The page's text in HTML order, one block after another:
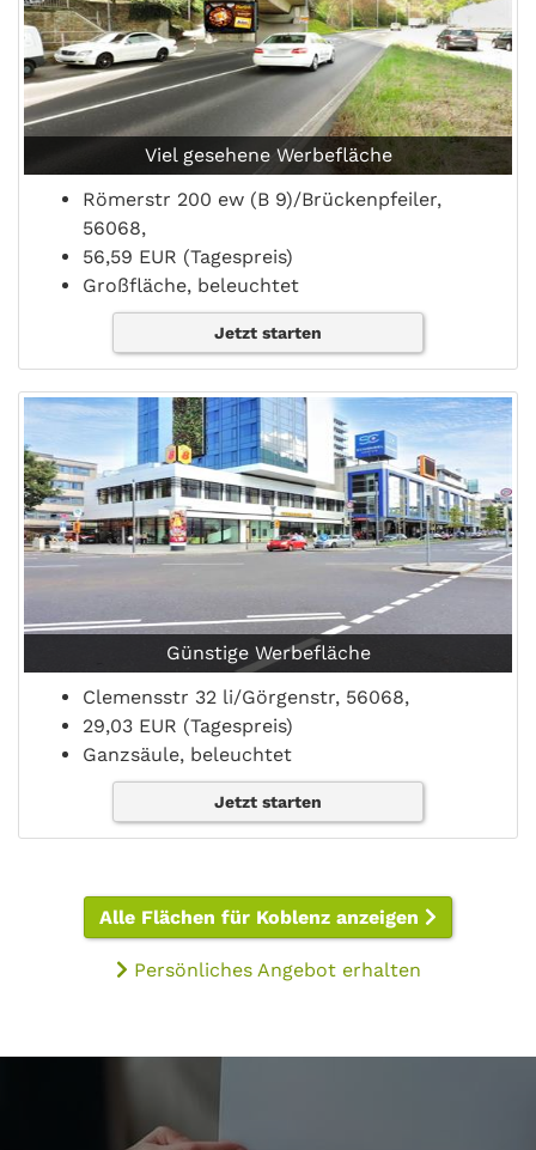
Viel gesehene Werbefläche
Römerstr 200 ew (B 9)/Brückenpfeiler,
56068,
56,59 EUR (Tagespreis)
Großfläche, beleuchtet
Jetzt starten
Günstige Werbefläche
Clemensstr 32 li/Görgenstr, 56068,
29,03 EUR (Tagespreis)
Ganzsäule, beleuchtet
Jetzt starten
Alle Flächen für Koblenz anzeigen
Persönliches Angebot erhalten